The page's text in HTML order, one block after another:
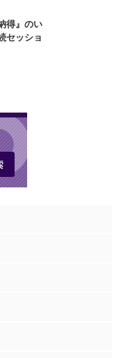
得』のい
セッショ